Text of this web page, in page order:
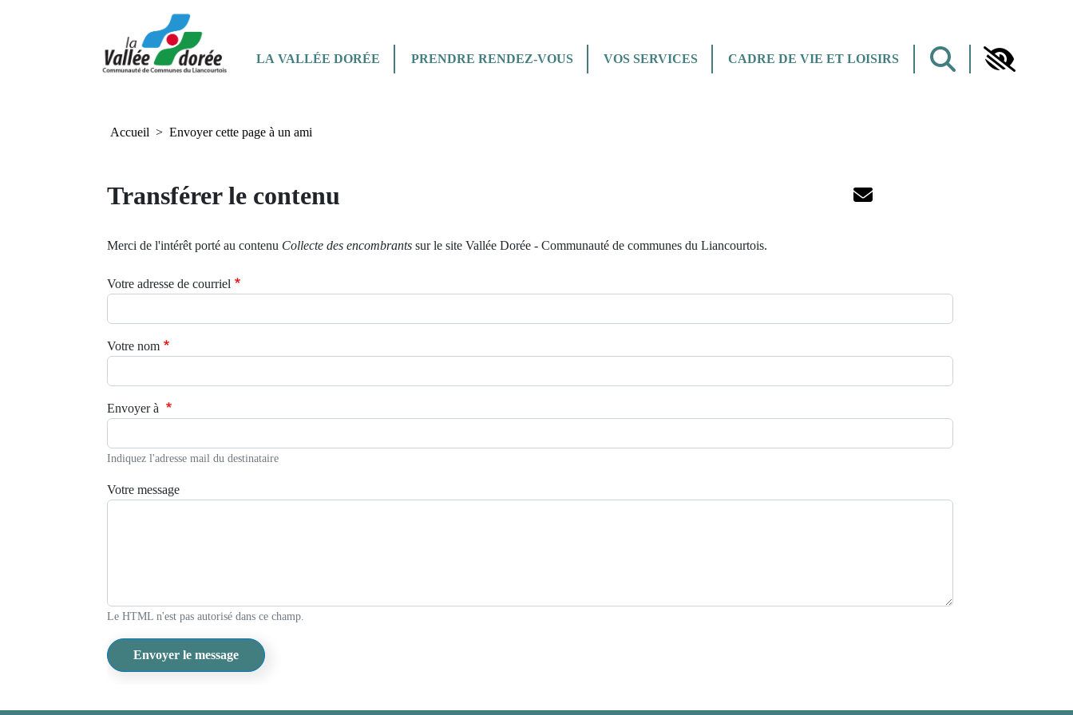
LA VALLÉE DORÉE PRENDRE RENDEZ-VOUS VOS SERVICES CADRE DE VIE ET LOISIRS
Accueil Envoyer cette page à un ami
Transférer le contenu
Merci de l'intérêt porté au contenu Collecte des encombrants sur le site Vallée Dorée - Communauté de communes du Liancourtois.
Votre adresse de courriel
Votre nom
Envoyer à
Indiquez l'adresse mail du destinataire
Votre message
Le HTML n'est pas autorisé dans ce champ.
Envoyer le message